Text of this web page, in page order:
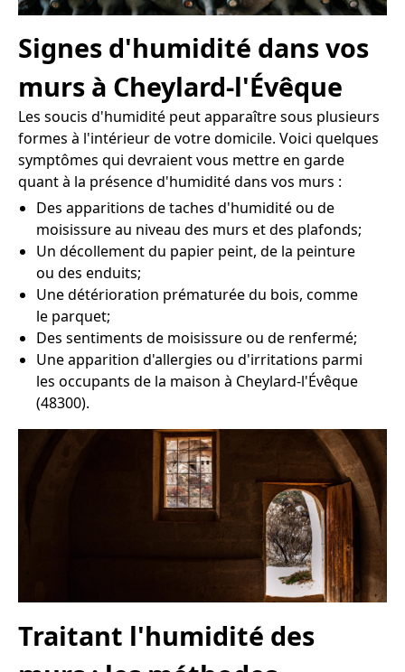
Signes d'humidité dans vos
murs à Cheylard-l'Évêque
Les soucis d'humidité peut apparaître sous plusieurs
formes à l'intérieur de votre domicile. Voici quelques
symptômes qui devraient vous mettre en garde
quant à la présence d'humidité dans vos murs :
Des apparitions de taches d'humidité ou de
moisissure au niveau des murs et des plafonds;
Un décollement du papier peint, de la peinture
ou des enduits;
Une détérioration prématurée du bois, comme
le parquet;
Des sentiments de moisissure ou de renfermé;
Une apparition d'allergies ou d'irritations parmi
les occupants de la maison à Cheylard-l'Évêque
(48300).
Traitant l'humidité des